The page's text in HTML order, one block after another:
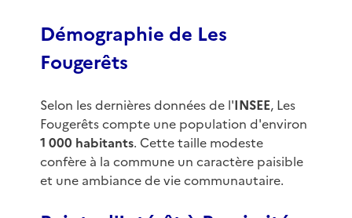
Démographie de Les
Fougerêts
Selon les dernières données de l'INSEE, Les
Fougerêts compte une population d'environ
1 000 habitants. Cette taille modeste
confère à la commune un caractère paisible
et une ambiance de vie communautaire.